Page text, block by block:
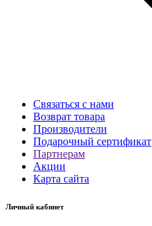
Связаться с нами
Возврат товара
Производители
Подарочный сертификат
Партнерам
Акции
Карта сайта
Личный кабинет